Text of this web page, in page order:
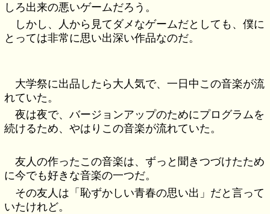
しろ出来の悪いゲームだろう。
しかし、人から見てダメなゲームだとしても、僕に
とっては非常に思い出深い作品なのだ。
大学祭に出品したら大人気で、一日中この音楽が流
れていた。
夜は夜で、バージョンアップのためにプログラムを
続けるため、やはりこの音楽が流れていた。
友人の作ったこの音楽は、ずっと聞きつづけたため
に今でも好きな音楽の一つだ。
その友人は「恥ずかしい青春の思い出」だと言って
いたけれど。